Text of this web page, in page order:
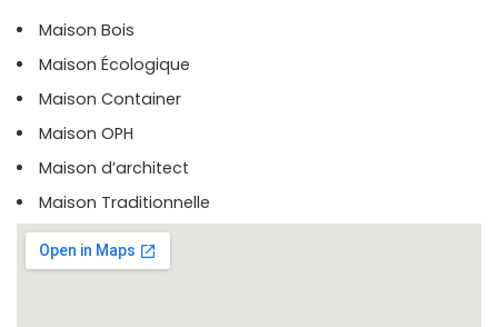
Maison Bois
Maison Écologique
Maison Container
Maison OPH
Maison d’architect
Maison Traditionnelle